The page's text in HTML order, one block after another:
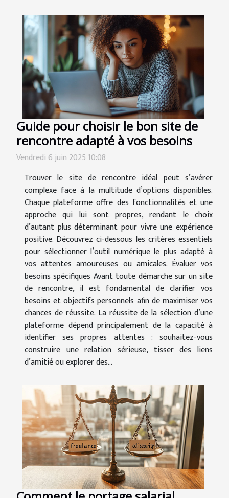
Guide pour choisir le bon site de
rencontre adapté à vos besoins
Vendredi 6 juin 2025 10:08
Trouver le site de rencontre idéal peut s’avérer
complexe face à la multitude d’options disponibles.
Chaque plateforme offre des fonctionnalités et une
approche qui lui sont propres, rendant le choix
d’autant plus déterminant pour vivre une expérience
positive. Découvrez ci-dessous les critères essentiels
pour sélectionner l’outil numérique le plus adapté à
vos attentes amoureuses ou amicales. Évaluer vos
besoins spécifiques Avant toute démarche sur un site
de rencontre, il est fondamental de clarifier vos
besoins et objectifs personnels afin de maximiser vos
chances de réussite. La réussite de la sélection d’une
plateforme dépend principalement de la capacité à
identifier ses propres attentes : souhaitez-vous
construire une relation sérieuse, tisser des liens
d’amitié ou explorer des...